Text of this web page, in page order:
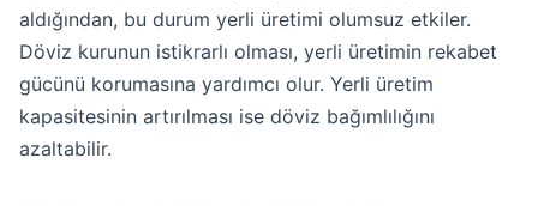
aldığından, bu durum yerli üretimi olumsuz etkiler.
Döviz kurunun istikrarlı olması, yerli üretimin rekabet
gücünü korumasına yardımcı olur. Yerli üretim
kapasitesinin artırılması ise döviz bağımlılığını
azaltabilir.